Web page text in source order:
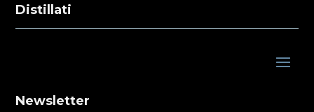
Distillati
Newsletter